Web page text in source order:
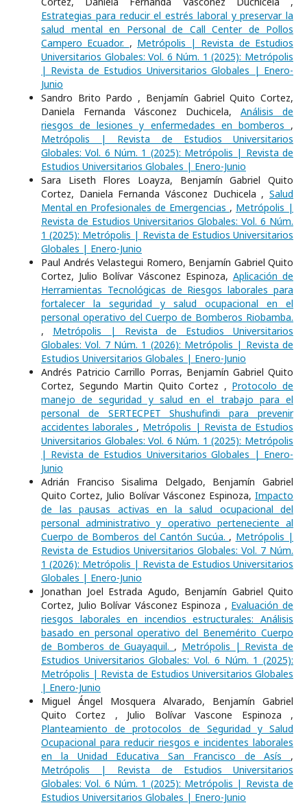
Estrategias para reducir el estrés laboral y preservar la
salud mental en Personal de Call Center de Pollos
Campero Ecuador. , Metrópolis | Revista de Estudios
Universitarios Globales: Vol. 6 Núm. 1 (2025): Metrópolis
| Revista de Estudios Universitarios Globales | Enero-
Junio
Sandro Brito Pardo , Benjamín Gabriel Quito Cortez,
Daniela Fernanda Vásconez Duchicela, Análisis de
riesgos de lesiones y enfermedades en bomberos ,
Metrópolis | Revista de Estudios Universitarios
Globales: Vol. 6 Núm. 1 (2025): Metrópolis | Revista de
Estudios Universitarios Globales | Enero-Junio
Sara Liseth Flores Loayza, Benjamín Gabriel Quito
Cortez, Daniela Fernanda Vásconez Duchicela , Salud
Mental en Profesionales de Emergencias , Metrópolis |
Revista de Estudios Universitarios Globales: Vol. 6 Núm.
1 (2025): Metrópolis | Revista de Estudios Universitarios
Globales | Enero-Junio
Paul Andrés Velastegui Romero, Benjamín Gabriel Quito
Cortez, Julio Bolívar Vásconez Espinoza, Aplicación de
Herramientas Tecnológicas de Riesgos laborales para
fortalecer la seguridad y salud ocupacional en el
personal operativo del Cuerpo de Bomberos Riobamba.
, Metrópolis | Revista de Estudios Universitarios
Globales: Vol. 7 Núm. 1 (2026): Metrópolis | Revista de
Estudios Universitarios Globales | Enero-Junio
Andrés Patricio Carrillo Porras, Benjamín Gabriel Quito
Cortez, Segundo Martin Quito Cortez , Protocolo de
manejo de seguridad y salud en el trabajo para el
personal de SERTECPET Shushufindi para prevenir
accidentes laborales , Metrópolis | Revista de Estudios
Universitarios Globales: Vol. 6 Núm. 1 (2025): Metrópolis
| Revista de Estudios Universitarios Globales | Enero-
Junio
Adrián Franciso Sisalima Delgado, Benjamín Gabriel
Quito Cortez, Julio Bolívar Vásconez Espinoza, Impacto
de las pausas activas en la salud ocupacional del
personal administrativo y operativo perteneciente al
Cuerpo de Bomberos del Cantón Sucúa. , Metrópolis |
Revista de Estudios Universitarios Globales: Vol. 7 Núm.
1 (2026): Metrópolis | Revista de Estudios Universitarios
Globales | Enero-Junio
Jonathan Joel Estrada Agudo, Benjamín Gabriel Quito
Cortez, Julio Bolívar Vásconez Espinoza , Evaluación de
riesgos laborales en incendios estructurales: Análisis
basado en personal operativo del Benemérito Cuerpo
de Bomberos de Guayaquil. , Metrópolis | Revista de
Estudios Universitarios Globales: Vol. 6 Núm. 1 (2025):
Metrópolis | Revista de Estudios Universitarios Globales
| Enero-Junio
Miguel Ángel Mosquera Alvarado, Benjamín Gabriel
Quito Cortez , Julio Bolívar Vascone Espinoza ,
Planteamiento de protocolos de Seguridad y Salud
Ocupacional para reducir riesgos e incidentes laborales
en la Unidad Educativa San Francisco de Asís ,
Metrópolis | Revista de Estudios Universitarios
Globales: Vol. 6 Núm. 1 (2025): Metrópolis | Revista de
Estudios Universitarios Globales | Enero-Junio